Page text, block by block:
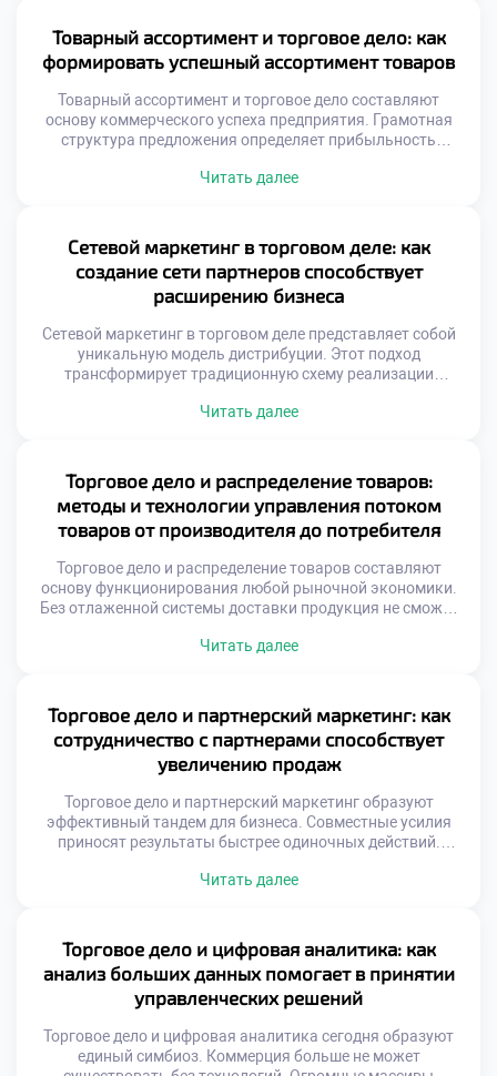
правила размещения ассортимента. Взгляд человека
скользит по определенным траекториям. Золотые зоны
привлекают максимальное внимание посетителей.
Цветовые сочетания управляют […]
Товарный ассортимент и торговое дело: как
формировать успешный ассортимент товаров
Товарный ассортимент и торговое дело составляют
основу коммерческого успеха предприятия. Грамотная
структура предложения определяет прибыльность
нужные ему позиции. Ошибки в подборе товаров ведут к
отражать потребности целевой аудитории. Рынок диктует
свои правила формирования матрицы. Статичный подход
губителен для […]
Читать далее
Сетевой маркетинг в торговом деле: как
создание сети партнеров способствует
расширению бизнеса
Сетевой маркетинг в торговом деле представляет собой
уникальную модель дистрибуции. Этот подход
трансформирует традиционную схему реализации
партнеры. Бизнес расширяется за счет человеческих
Такая система снижает затраты на продвижение товаров.
Каждый участник становится амбассадором бренда.
Эффективность зависит от качества взаимоотношений.
[…]
Читать далее
Торговое дело и распределение товаров:
методы и технологии управления потоком
товаров от производителя до потребителя
Торговое дело и распределение товаров составляют
основу функционирования любой рыночной экономики.
Без отлаженной системы доставки продукция не сможет
Грамотная организация потоков обеспечивает
вспомогательной функции в стратегический инструмент
бизнеса. Скорость оборачиваемости запасов напрямую
влияет на финансовую устойчивость коммерческой […]
Читать далее
Торговое дело и партнерский маркетинг: как
сотрудничество с партнерами способствует
увеличению продаж
Торговое дело и партнерский маркетинг образуют
эффективный тандем для бизнеса. Совместные усилия
приносят результаты быстрее одиночных действий.
коммерции. Взаимная выгода становится двигателем
аудитории. Затраты на привлечение клиентов снижаются.
Оплата производится за конкретный результат. Риски
распределяются между участниками сети.
Эффективность бюджета […]
Читать далее
Торговое дело и цифровая аналитика: как
анализ больших данных помогает в принятии
управленческих решений
Торговое дело и цифровая аналитика сегодня образуют
единый симбиоз. Коммерция больше не может